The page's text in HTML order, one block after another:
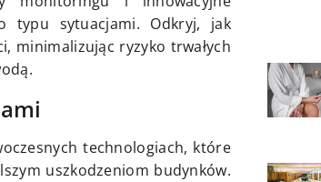
typu sytuacjami. Odkryj, jak
minimalizując ryzyko trwałych
technologiach, które
uszkodzeniom budynków.